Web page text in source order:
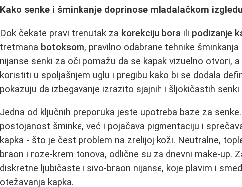
Kako senke i šminkanje doprinose mladalačkom
Dok čekate pravi trenutak za korekciju bora ili podizanje
tretmana botoksom, pravilno odabrane tehnike
nijanse senki za oči pomažu da se kapak vizuelno otvori,
koristiti u spoljašnjem uglu i pregibu kako bi se dodala
pokazuju da izbegavanje izrazito sjajnih i šljokičastih
Jedna od ključnih preporuka jeste upotreba baze za
postojanost šminke, već i pojačava pigmentaciju i
kapka - što je čest problem na zrelijoj koži. Neutralne,
braon i roze‑krem tonova, odlične su za dnevni make‑up.
diskretne ljubičaste i sivo‑braon nijanse, koje plavim i
otežavanja kapka.